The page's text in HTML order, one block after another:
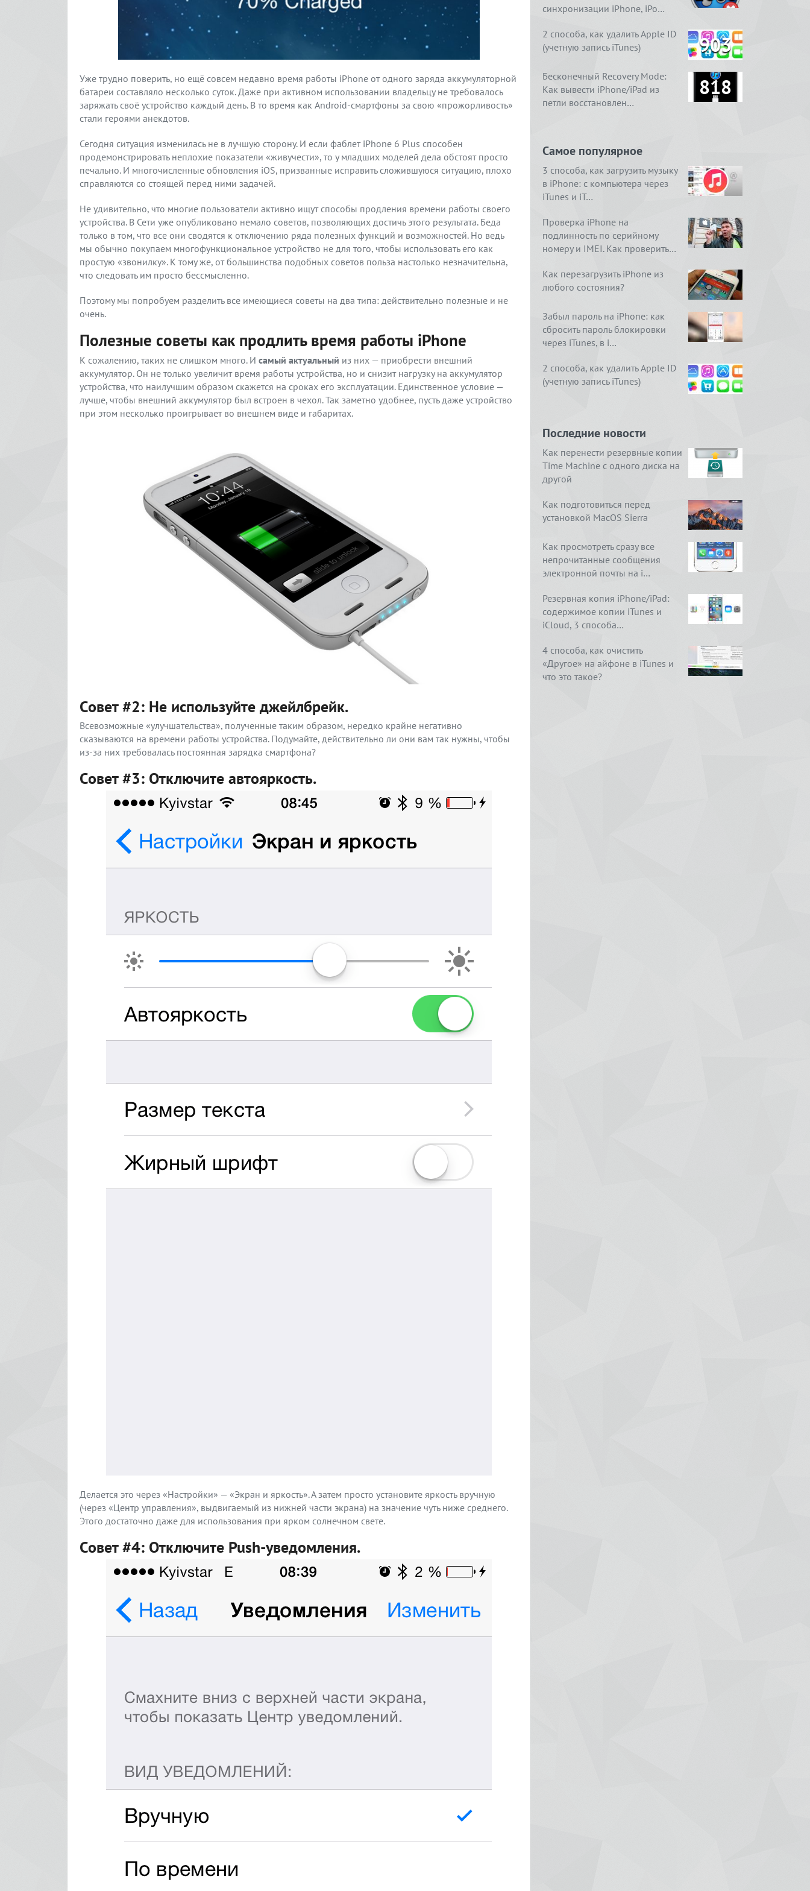
Уже трудно поверить, но ещё совсем недавно время работы iPhone от одного заряда аккумуляторной
батареи составляло несколько суток. Даже при активном использовании владельцу не требовалось
заряжать своё устройство каждый день. В то время как Android-смартфоны за свою «прожорливость»
стали героями анекдотов.
Сегодня ситуация изменилась не в лучшую сторону. И если фаблет iPhone 6 Plus способен
продемонстрировать неплохие показатели «живучести», то у младших моделей дела обстоят просто
печально. И многочисленные обновления iOS, призванные исправить сложившуюся ситуацию, плохо
справляются со стоящей перед ними задачей.
Не удивительно, что многие пользователи активно ищут способы продления времени работы своего
устройства. В Сети уже опубликовано немало советов, позволяющих достичь этого результата. Беда
только в том, что все они сводятся к отключению ряда полезных функций и возможностей. Но ведь
мы обычно покупаем многофункциональное устройство не для того, чтобы использовать его как
простую «звонилку». К тому же, от большинства подобных советов польза настолько незначительна,
что следовать им просто бессмысленно.
Поэтому мы попробуем разделить все имеющиеся советы на два типа: действительно полезные и не
очень.
Полезные советы как продлить время работы iPhone
К сожалению, таких не слишком много. И самый актуальный из них — приобрести внешний
аккумулятор. Он не только увеличит время работы устройства, но и снизит нагрузку на аккумулятор
устройства, что наилучшим образом скажется на сроках его эксплуатации. Единственное условие —
лучше, чтобы внешний аккумулятор был встроен в чехол. Так заметно удобнее, пусть даже устройство
при этом несколько проигрывает во внешнем виде и габаритах.
Совет #2: Не используйте джейлбрейк.
Всевозможные «улучшательства», полученные таким образом, нередко крайне негативно
сказываются на времени работы устройства. Подумайте, действительно ли они вам так нужны, чтобы
из-за них требовалась постоянная зарядка смартфона?
Совет #3: Отключите автояркость.
Делается это через «Настройки» — «Экран и яркость». А затем просто установите яркость вручную
(через «Центр управления», выдвигаемый из нижней части экрана) на значение чуть ниже среднего.
Этого достаточно даже для использования при ярком солнечном свете.
Совет #4: Отключите Push-уведомления.
синхронизации iPhone, iPo…
2 способа, как удалить Apple ID
(учетную запись iTunes)
903
Бесконечный Recovery Mode:
Как вывести iPhone/iPad из
петли восстановлен…
818
Самое популярное
3 способа, как загрузить музыку
в iPhone: с компьютера через
iTunes и iT…
Проверка iPhone на
подлинность по серийному
номеру и IMEI. Как проверить…
Как перезагрузить iPhone из
любого состояния?
Забыл пароль на iPhone: как
сбросить пароль блокировки
через iTunes, в i…
2 способа, как удалить Apple ID
(учетную запись iTunes)
Последние новости
Как перенести резервные копии
Time Machine с одного диска на
другой
Как подготовиться перед
установкой MacOS Sierra
Как просмотреть сразу все
непрочитанные сообщения
электронной почты на i…
Резервная копия iPhone/iPad:
содержимое копии iTunes и
iCloud, 3 способа…
4 способа, как очистить
«Другое» на айфоне в iTunes и
что это такое?